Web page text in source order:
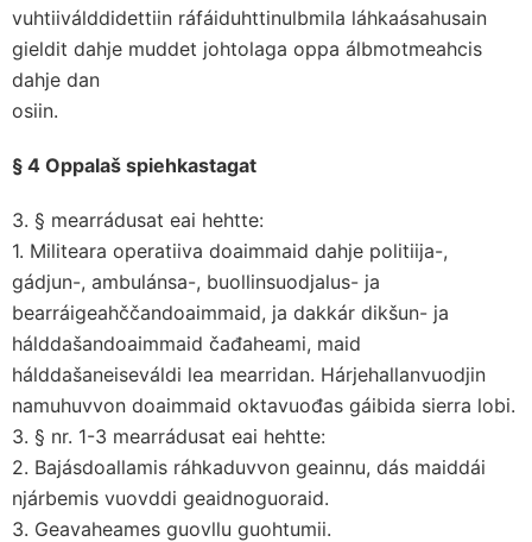
vuhtiiválddidettiin ráfáiduhttinulbmila láhkaásahusain
gieldit dahje muddet johtolaga oppa álbmotmeahcis
dahje dan
osiin.
§ 4 Oppalaš spiehkastagat
3. § mearrádusat eai hehtte:
1. Militeara operatiiva doaimmaid dahje politiija-,
gádjun-, ambulánsa-, buollinsuodjalus- ja
bearráigeahččandoaimmaid, ja dakkár dikšun- ja
hálddašandoaimmaid čađaheami, maid
hálddašaneiseváldi lea mearridan. Hárjehallanvuodjin
namuhuvvon doaimmaid oktavuođas gáibida sierra lobi.
3. § nr. 1-3 mearrádusat eai hehtte:
2. Bajásdoallamis ráhkaduvvon geainnu, dás maiddái
njárbemis vuovddi geaidnoguoraid.
3. Geavaheames guovllu guohtumii.